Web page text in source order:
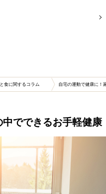
食に関するコラム 自宅の運動で健康に！
でできるお手軽健康